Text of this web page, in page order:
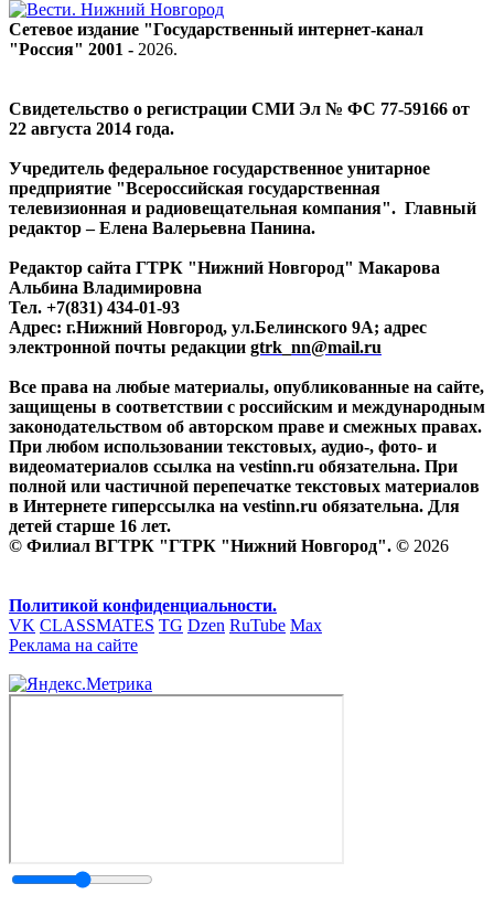
Сетевое издание "Государственный интернет-канал
"Россия" 2001 - 2026.
Свидетельство о регистрации СМИ Эл № ФС 77-59166 от
22 августа 2014 года.
Учредитель федеральное государственное унитарное
предприятие "Всероссийская государственная
телевизионная и радиовещательная компания". Главный
редактор – Елена Валерьевна Панина.
Редактор сайта ГТРК "Нижний Новгород" Макарова
Альбина Владимировна
Тел. +7(831) 434-01-93
Адрес: г.Нижний Новгород, ул.Белинского 9А; адрес
электронной почты редакции gtrk_nn@mail.ru
Все права на любые материалы, опубликованные на сайте,
защищены в соответствии с российским и международным
законодательством об авторском праве и смежных правах.
При любом использовании текстовых, аудио-, фото- и
видеоматериалов ссылка на vestinn.ru обязательна. При
полной или частичной перепечатке текстовых материалов
в Интернете гиперссылка на vestinn.ru обязательна. Для
детей старше 16 лет.
© Филиал ВГТРК "ГТРК "Нижний Новгород". © 2026
Политикой конфиденциальности.
VK CLASSMATES TG Dzen RuTube Max
Реклама на сайте